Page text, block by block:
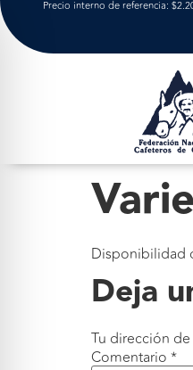
Precio interno de referencia:
Disponibilidad
Deja
Tu dirección
Comentario *